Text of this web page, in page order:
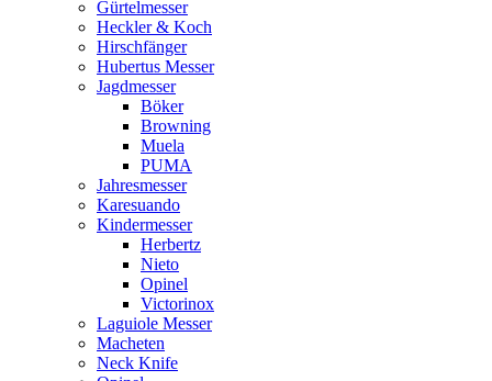
Gürtelmesser
Heckler & Koch
Hirschfänger
Hubertus Messer
Jagdmesser
Böker
Browning
Muela
PUMA
Jahresmesser
Karesuando
Kindermesser
Herbertz
Nieto
Opinel
Victorinox
Laguiole Messer
Macheten
Neck Knife